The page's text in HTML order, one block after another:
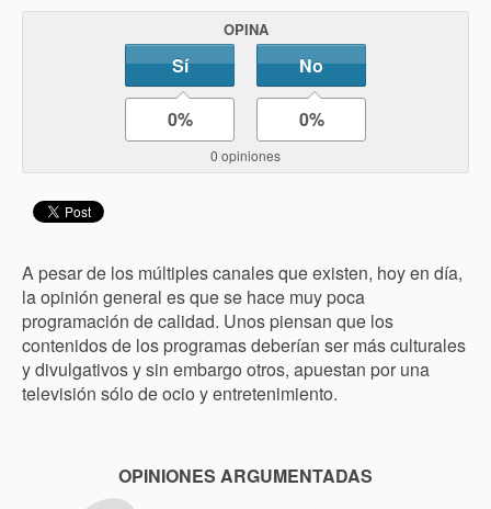
OPINA
Sí No
0% 0%
0 opiniones
A pesar de los múltiples canales que existen, hoy en día,
la opinión general es que se hace muy poca
programación de calidad. Unos piensan que los
contenidos de los programas deberían ser más culturales
y divulgativos y sin embargo otros, apuestan por una
televisión sólo de ocio y entretenimiento.
OPINIONES ARGUMENTADAS